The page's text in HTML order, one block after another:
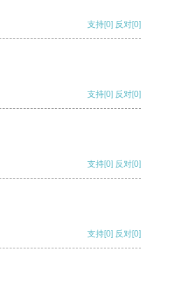
支持[0] 反对[0]
支持[0] 反对[0]
支持[0] 反对[0]
支持[0] 反对[0]